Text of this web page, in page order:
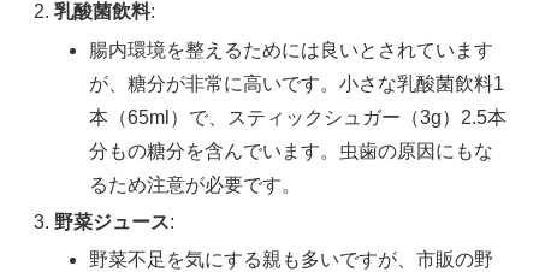
乳酸菌飲料:
腸内環境を整えるためには良いとされています
が、糖分が非常に高いです。小さな乳酸菌飲料1
本（65ml）で、スティックシュガー（3g）2.5本
分もの糖分を含んでいます。虫歯の原因にもな
るため注意が必要です。
野菜ジュース:
野菜不足を気にする親も多いですが、市販の野